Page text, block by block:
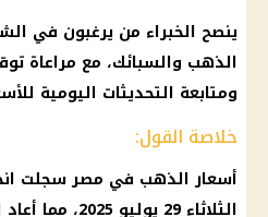
ينصح الخبراء من يرغبون في
الذهب والسبائك، مع مراعاة
ومتابعة التحديثات اليومية
خلاصة القول:
أسعار الذهب في مصر سجلت
الثلاثاء 29